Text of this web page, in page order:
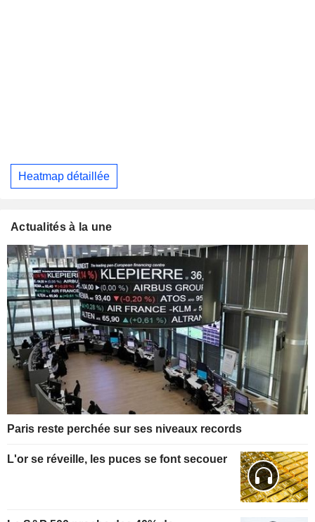
Heatmap détaillée
Actualités à la une
Paris reste perchée sur ses niveaux records
L'or se réveille, les puces se font secouer